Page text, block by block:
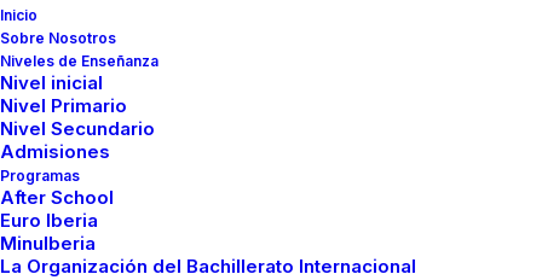
Inicio
Sobre Nosotros
Niveles de Enseñanza
Nivel inicial
Nivel Primario
Nivel Secundario
Admisiones
Programas
After School
Euro Iberia
MinuIberia
La Organización del Bachillerato Internacional